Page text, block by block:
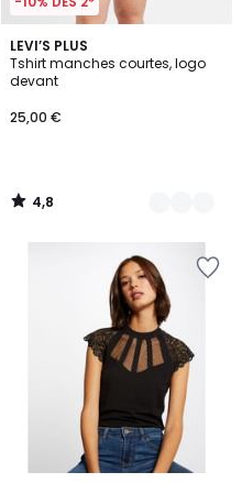
LEVI’S PLUS
Tshirt manches courtes, logo
devant
25,00 €
4,8
/ 5
2
Couleurs
4,8
/